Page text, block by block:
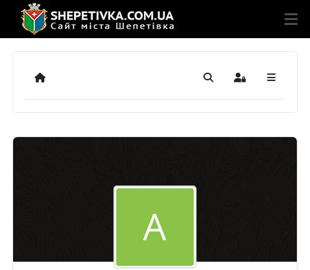
Додому ПошукSign In